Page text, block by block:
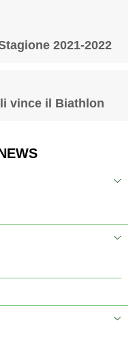
2021-2022
vince il Biathlon